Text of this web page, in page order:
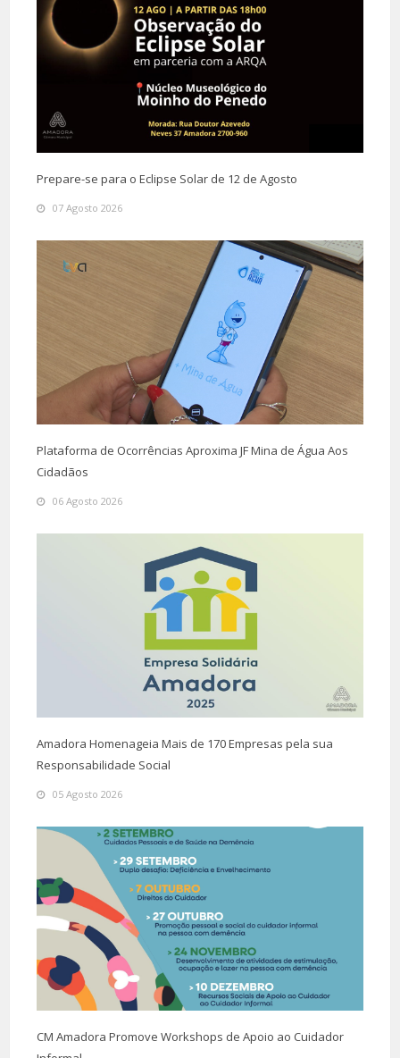
Prepare-se para o Eclipse Solar de 12 de Agosto
07 Agosto 2026
Plataforma de Ocorrências Aproxima JF Mina de Água Aos
Cidadãos
06 Agosto 2026
Amadora Homenageia Mais de 170 Empresas pela sua
Responsabilidade Social
05 Agosto 2026
CM Amadora Promove Workshops de Apoio ao Cuidador